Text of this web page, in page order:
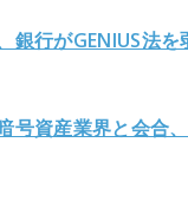
銀行がGENIUS法
号資産業界と会合